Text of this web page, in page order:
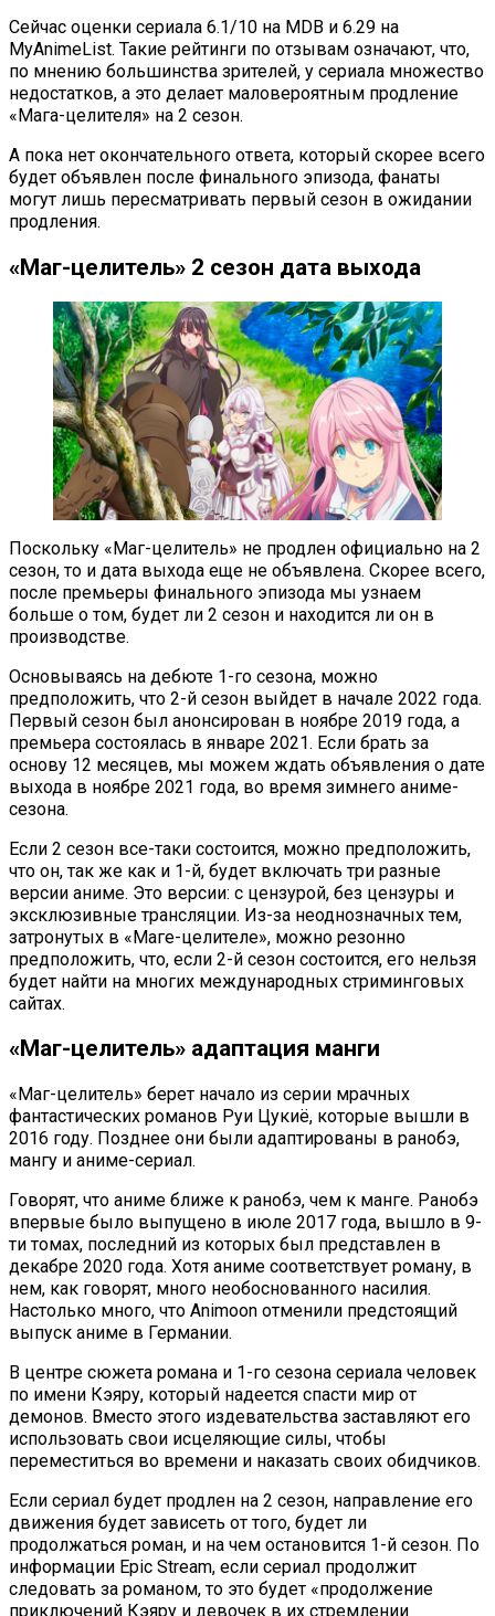
Сейчас оценки сериала 6.1/10 на MDB и 6.29 на
MyAnimeList. Такие рейтинги по отзывам означают, что,
по мнению большинства зрителей, у сериала множество
недостатков, а это делает маловероятным продление
«Мага-целителя» на 2 сезон.
А пока нет окончательного ответа, который скорее всего
будет объявлен после финального эпизода, фанаты
могут лишь пересматривать первый сезон в ожидании
продления.
«Маг-целитель» 2 сезон дата выхода
Поскольку «Маг-целитель» не продлен официально на 2
сезон, то и дата выхода еще не объявлена. Скорее всего,
после премьеры финального эпизода мы узнаем
больше о том, будет ли 2 сезон и находится ли он в
производстве.
Основываясь на дебюте 1-го сезона, можно
предположить, что 2-й сезон выйдет в начале 2022 года.
Первый сезон был анонсирован в ноябре 2019 года, а
премьера состоялась в январе 2021. Если брать за
основу 12 месяцев, мы можем ждать объявления о дате
выхода в ноябре 2021 года, во время зимнего аниме-
сезона.
Если 2 сезон все-таки состоится, можно предположить,
что он, так же как и 1-й, будет включать три разные
версии аниме. Это версии: с цензурой, без цензуры и
эксклюзивные трансляции. Из-за неоднозначных тем,
затронутых в «Маге-целителе», можно резонно
предположить, что, если 2-й сезон состоится, его нельзя
будет найти на многих международных стриминговых
сайтах.
«Маг-целитель» адаптация манги
«Маг-целитель» берет начало из серии мрачных
фантастических романов Руи Цукиё, которые вышли в
2016 году. Позднее они были адаптированы в ранобэ,
мангу и аниме-сериал.
Говорят, что аниме ближе к ранобэ, чем к манге. Ранобэ
впервые было выпущено в июле 2017 года, вышло в 9-
ти томах, последний из которых был представлен в
декабре 2020 года. Хотя аниме соответствует роману, в
нем, как говорят, много необоснованного насилия.
Настолько много, что Animoon отменили предстоящий
выпуск аниме в Германии.
В центре сюжета романа и 1-го сезона сериала человек
по имени Кэяру, который надеется спасти мир от
демонов. Вместо этого издевательства заставляют его
использовать свои исцеляющие силы, чтобы
переместиться во времени и наказать своих обидчиков.
Если сериал будет продлен на 2 сезон, направление его
движения будет зависеть от того, будет ли
продолжаться роман, и на чем остановится 1-й сезон. По
информации Epic Stream, если сериал продолжит
следовать за романом, то это будет «продолжение
приключений Кэяру и девочек в их стремлении